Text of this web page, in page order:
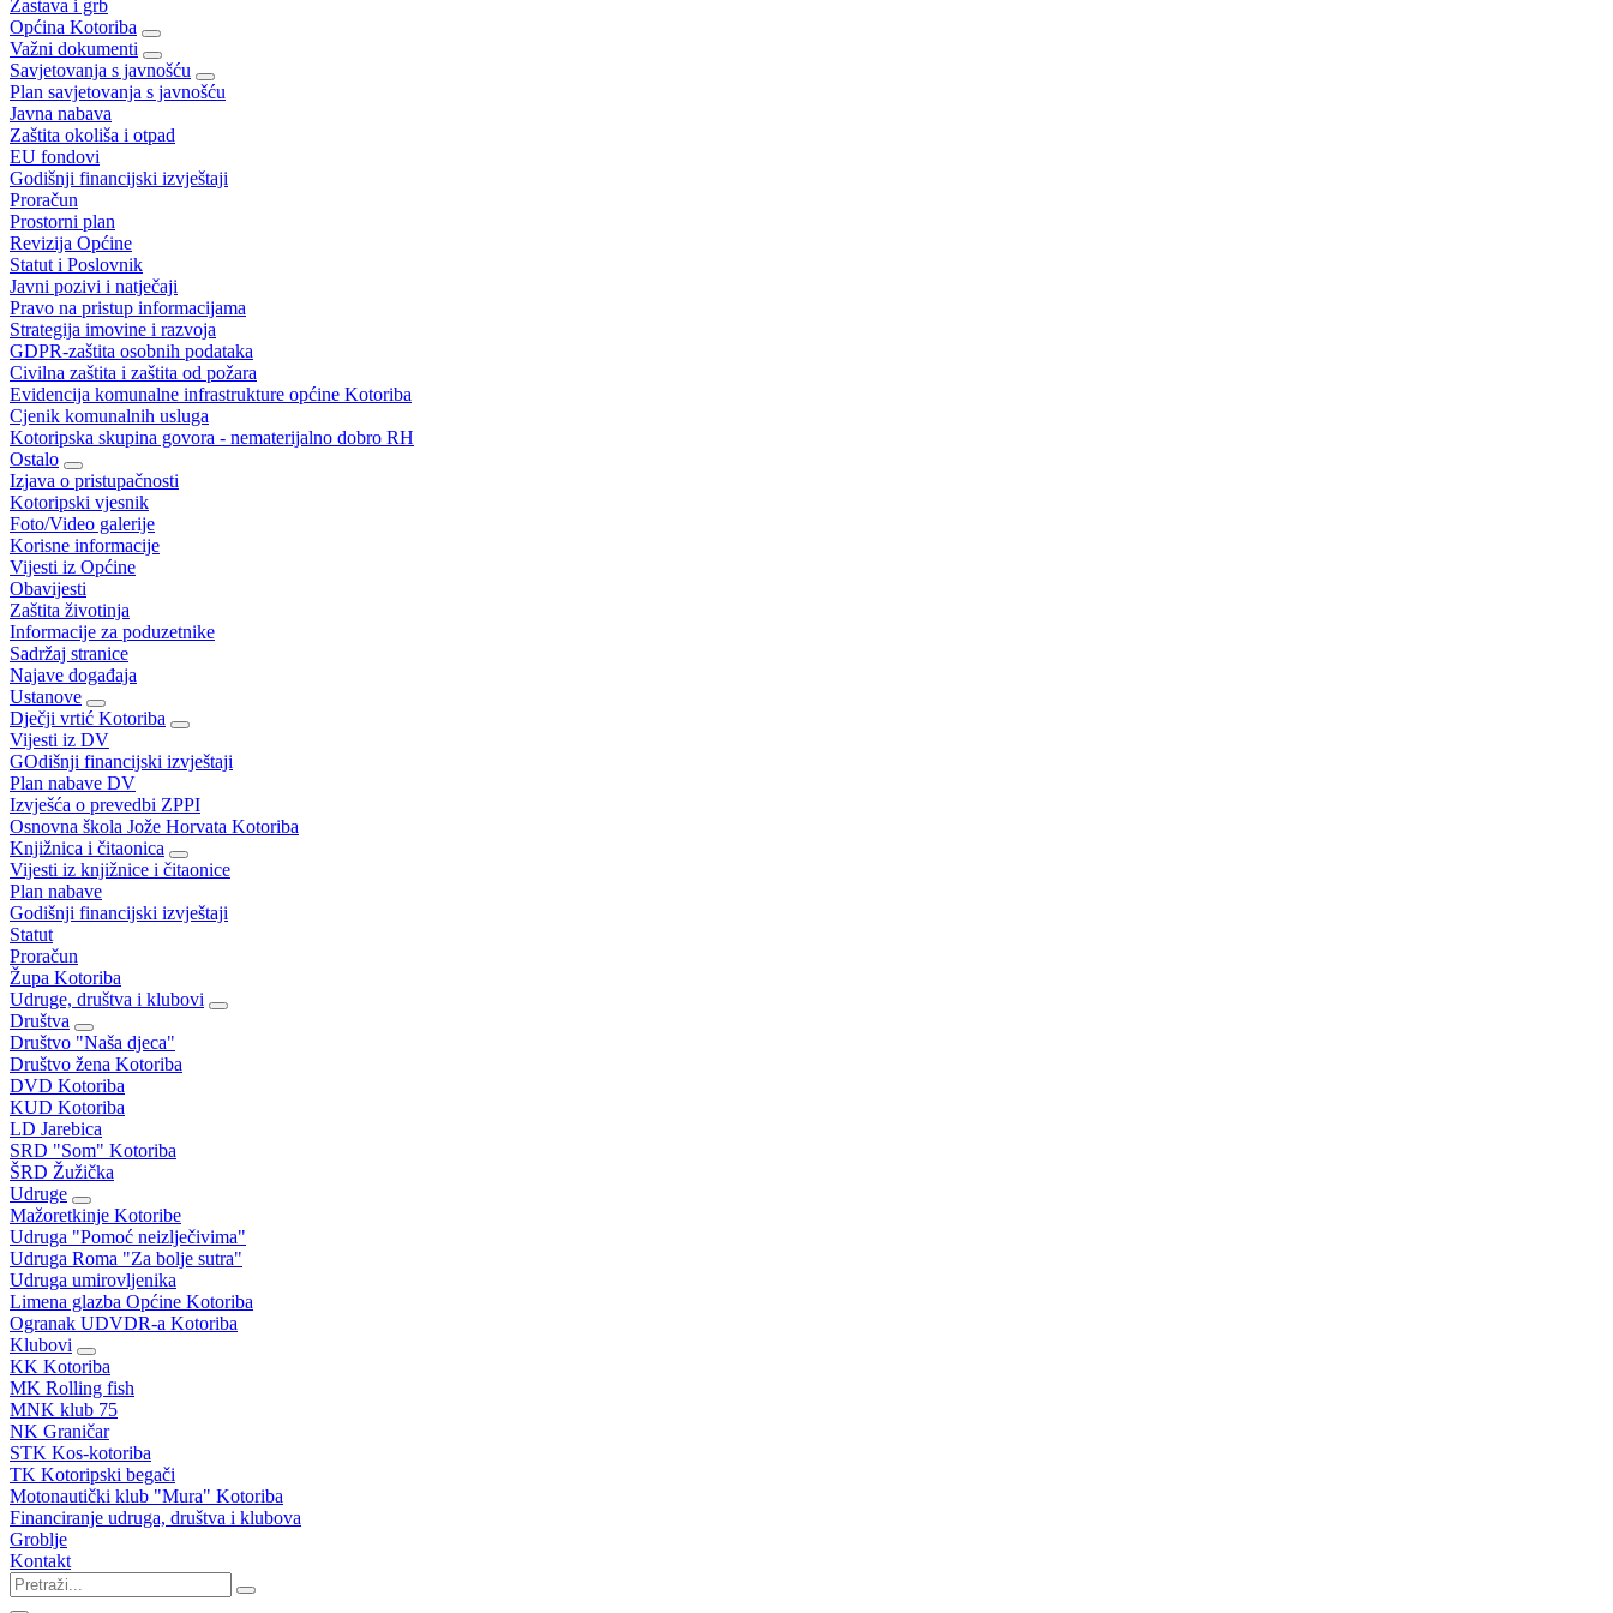
Zastava i grb
Općina Kotoriba
Važni dokumenti
Savjetovanja s javnošću
Plan savjetovanja s javnošću
Javna nabava
Zaštita okoliša i otpad
EU fondovi
Godišnji financijski izvještaji
Proračun
Prostorni plan
Revizija Općine
Statut i Poslovnik
Javni pozivi i natječaji
Pravo na pristup informacijama
Strategija imovine i razvoja
GDPR-zaštita osobnih podataka
Civilna zaštita i zaštita od požara
Evidencija komunalne infrastrukture općine Kotoriba
Cjenik komunalnih usluga
Kotoripska skupina govora - nematerijalno dobro RH
Ostalo
Izjava o pristupačnosti
Kotoripski vjesnik
Foto/Video galerije
Korisne informacije
Vijesti iz Općine
Obavijesti
Zaštita životinja
Informacije za poduzetnike
Sadržaj stranice
Najave događaja
Ustanove
Dječji vrtić Kotoriba
Vijesti iz DV
GOdišnji financijski izvještaji
Plan nabave DV
Izvješća o prevedbi ZPPI
Osnovna škola Jože Horvata Kotoriba
Knjižnica i čitaonica
Vijesti iz knjižnice i čitaonice
Plan nabave
Godišnji financijski izvještaji
Statut
Proračun
Župa Kotoriba
Udruge, društva i klubovi
Društva
Društvo "Naša djeca"
Društvo žena Kotoriba
DVD Kotoriba
KUD Kotoriba
LD Jarebica
SRD "Som" Kotoriba
ŠRD Žužička
Udruge
Mažoretkinje Kotoribe
Udruga "Pomoć neizlječivima"
Udruga Roma "Za bolje sutra"
Udruga umirovljenika
Limena glazba Općine Kotoriba
Ogranak UDVDR-a Kotoriba
Klubovi
KK Kotoriba
MK Rolling fish
MNK klub 75
NK Graničar
STK Kos-kotoriba
TK Kotoripski begači
Motonautički klub "Mura" Kotoriba
Financiranje udruga, društva i klubova
Groblje
Kontakt